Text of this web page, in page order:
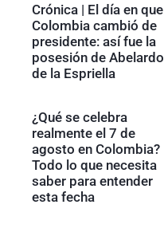
Crónica | El día en que
Colombia cambió de
presidente: así fue la
posesión de Abelardo
de la Espriella
¿Qué se celebra
realmente el 7 de
agosto en Colombia?
Todo lo que necesita
saber para entender
esta fecha